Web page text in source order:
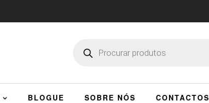
BLOGUE SOBRE NÓS CONTACTOS